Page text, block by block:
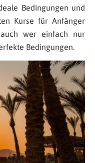
Bedingungen und
Kurse für Anfänger
wer einfach nur
Bedingungen.